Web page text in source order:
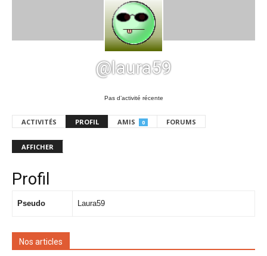
@laura59
Pas d’activité récente
ACTIVITÉS PROFIL AMIS 0 FORUMS
AFFICHER
Profil
Pseudo Laura59
Nos articles